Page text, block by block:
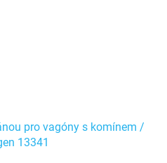
pro vagóny s komínem /
13341